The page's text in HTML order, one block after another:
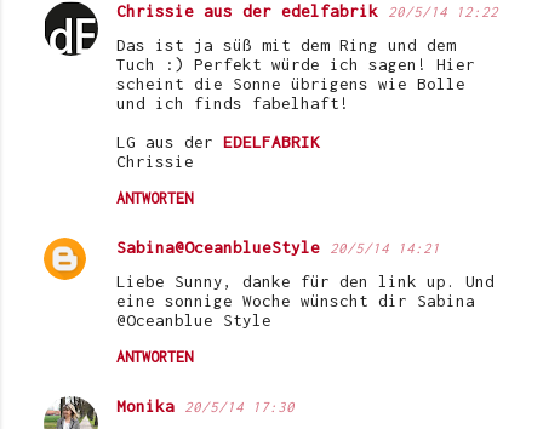
Chrissie aus der edelfabrik 20/5/14 12:22
Das ist ja süß mit dem Ring und dem
Tuch :) Perfekt würde ich sagen! Hier
scheint die Sonne übrigens wie Bolle
und ich finds fabelhaft!
LG aus der EDELFABRIK
Chrissie
ANTWORTEN
Sabina@OceanblueStyle 20/5/14 14:21
Liebe Sunny, danke für den link up. Und
eine sonnige Woche wünscht dir Sabina
@Oceanblue Style
ANTWORTEN
Monika 20/5/14 17:30